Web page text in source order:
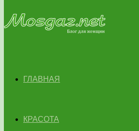
ГЛАВНАЯ
КРАСОТА